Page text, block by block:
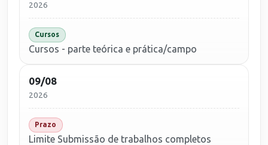
2026
Cursos
Cursos - parte teórica e prática/campo
09/08
2026
Prazo
Limite Submissão de trabalhos completos